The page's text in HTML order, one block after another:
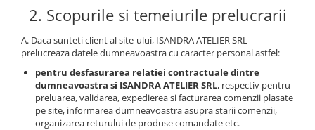
2. Scopurile si temeiurile prelucrarii
A. Daca sunteti client al site-ului, ISANDRA ATELIER SRL
prelucreaza datele dumneavoastra cu caracter personal astfel:
pentru desfasurarea relatiei contractuale dintre
dumneavoastra si ISANDRA ATELIER SRL, respectiv pentru
preluarea, validarea, expedierea si facturarea comenzii plasate
pe site, informarea dumneavoastra asupra starii comenzii,
organizarea returului de produse comandate etc.